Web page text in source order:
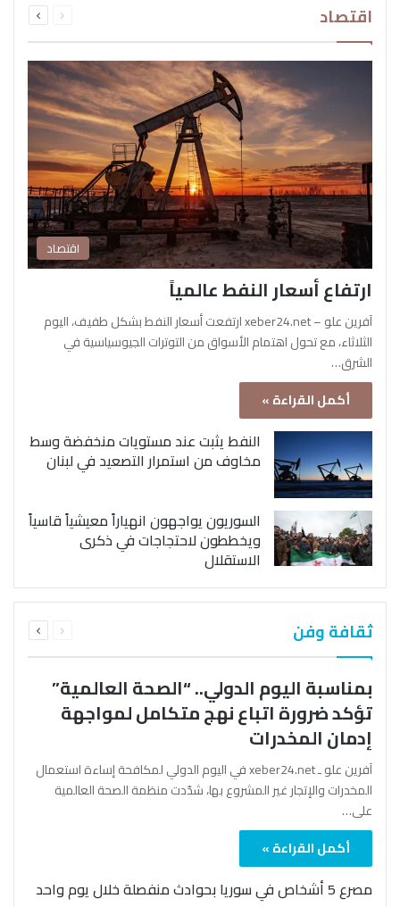
اقتصاد الصفحةالصفحة
اقتصاد
ارتفاع أسعار النفط عالمياً
آفرين علو – xeber24.net ارتفعت أسعار النفط بشكل طفيف، اليوم
الثلاثاء، مع تحول اهتمام الأسواق من التوترات الجيوسياسية في
الشرق…
أكمل القراءة »
النفط يثبت عند مستويات منخفضة وسط
مخاوف من استمرار التصعيد في لبنان
السوريون يواجهون انهياراً معيشياً قاسياً
ويخططون لاحتجاجات في ذكرى
الاستقلال
ثقافة وفن الصفحةالصفحة
بمناسبة اليوم الدولي.. “الصحة العالمية”
تؤكد ضرورة اتباع نهج متكامل لمواجهة
إدمان المخدرات
آفرين علو ـ xeber24.net في اليوم الدولي لمكافحة إساءة استعمال
المخدرات والإتجار غير المشروع بها، شدّدت منظمة الصحة العالمية
على…
أكمل القراءة »
مصرع 5 أشخاص في سوريا بحوادث منفصلة خلال يوم واحد